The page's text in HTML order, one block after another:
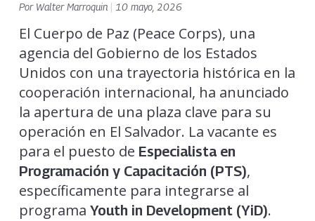
Por Walter Marroquin 10 mayo, 2026
El Cuerpo de Paz (Peace Corps), una
agencia del Gobierno de los Estados
Unidos con una trayectoria histórica en la
cooperación internacional, ha anunciado
la apertura de una plaza clave para su
operación en El Salvador. La vacante es
para el puesto de Especialista en
Programación y Capacitación (PTS),
específicamente para integrarse al
programa Youth in Development (YiD).